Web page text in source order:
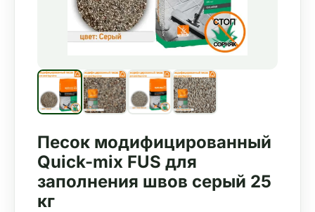
Песок модифицированный
Quick-mix FUS для
заполнения швов серый 25
кг